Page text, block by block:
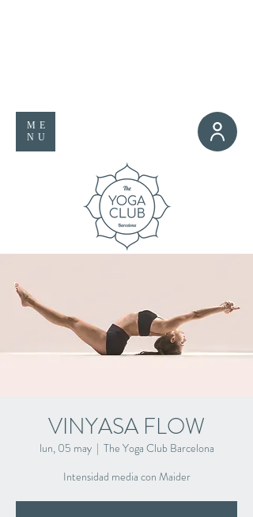
ME
NU
VINYASA FLOW
lun, 05 may
  |
The Yoga Club Barcelona
Intensidad media con Maider